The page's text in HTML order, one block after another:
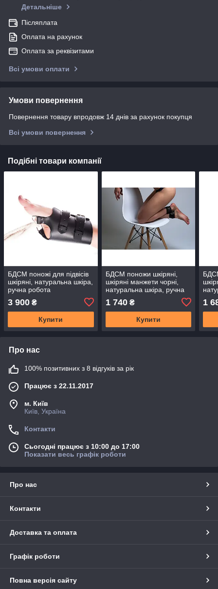
Детальніше
Післяплата
Оплата на рахунок
Оплата за реквізитами
Всі умови оплати
Умови повернення
Повернення товару впродовж 14 днів за рахунок покупця
Всі умови повернення
Подібні товари компанії
БДСМ поножі для підвісів
шкіряні, натуральна шкіра,
ручна робота
3 900 ₴
Купити
БДСМ поножи шкіряні,
шкіряні манжети чорні,
натуральна шкіра, ручна
1 740₴
Купити
1
Про нас
100% позитивних з 8 відгуків за рік
Працює з 22.11.2017
м. Київ
Київ, Україна
Контакти
Сьогодні працює з 10:00 до 17:00
Показати весь графік роботи
Про нас
Контакти
Доставка та оплата
Графік роботи
Повна версія сайту